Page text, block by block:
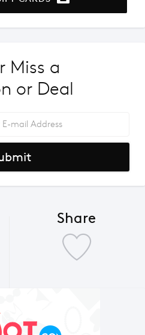
Miss a
or Deal
Share